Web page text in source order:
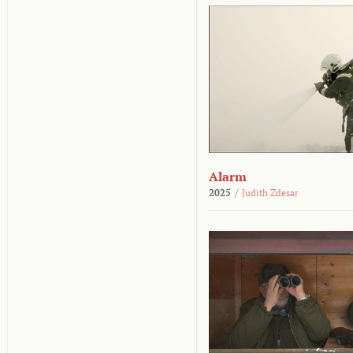
Alarm
2025 / Judith Zdesar